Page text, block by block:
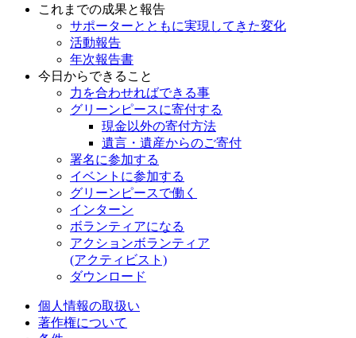
これまでの成果と報告
サポーターとともに実現してきた変化
活動報告
年次報告書
今日からできること
力を合わせればできる事
グリーンピースに寄付する
現金以外の寄付方法
遺言・遺産からのご寄付
署名に参加する
イベントに参加する
グリーンピースで働く
インターン
ボランティアになる
アクションボランティア
(アクティビスト)
ダウンロード
個人情報の取扱い
著作権について